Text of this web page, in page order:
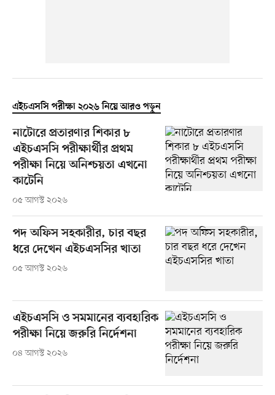
এইচএসসি পরীক্ষা ২০২৬ নিয়ে আরও পড়ুন
নাটোরে প্রতারণার শিকার ৮
এইচএসসি পরীক্ষার্থীর প্রথম
পরীক্ষা নিয়ে অনিশ্চয়তা এখনো
কাটেনি
০৫ আগস্ট ২০২৬
পদ অফিস সহকারীর, চার বছর
ধরে দেখেন এইচএসসির খাতা
০৫ আগস্ট ২০২৬
এইচএসসি ও সমমানের ব্যবহারিক
পরীক্ষা নিয়ে জরুরি নির্দেশনা
০৪ আগস্ট ২০২৬